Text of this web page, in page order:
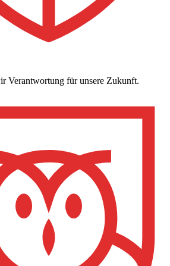
Verantwortung für unsere Zukunft.